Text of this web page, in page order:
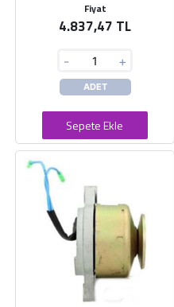
Fiyat
4.837,47 TL
- +
ADET
Sepete Ekle